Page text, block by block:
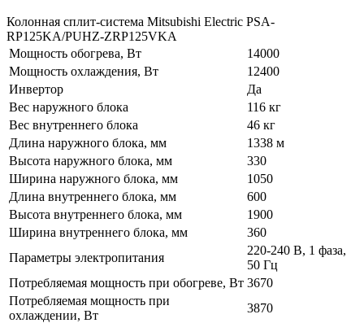
Колонная сплит-система Mitsubishi Electric PSA-
RP125KA/PUHZ-ZRP125VKA
Мощность обогрева, Вт
14000
Мощность охлаждения, Вт
12400
Инвертор
Да
Вес наружного блока
116 кг
Вес внутреннего блока
46 кг
Длина наружного блока, мм
1338 м
Высота наружного блока, мм
330
Ширина наружного блока, мм
1050
Длина внутреннего блока, мм
600
Высота внутреннего блока, мм
1900
Ширина внутреннего блока, мм
360
Параметры электропитания
220-240 В, 1 фаза,
50 Гц
Потребляемая мощность при обогреве, Вт 3670
Потребляемая мощность при
охлаждении, Вт
3870